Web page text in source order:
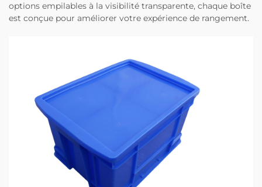
options empilables à la visibilité transparente, chaque boîte
est conçue pour améliorer votre expérience de rangement.